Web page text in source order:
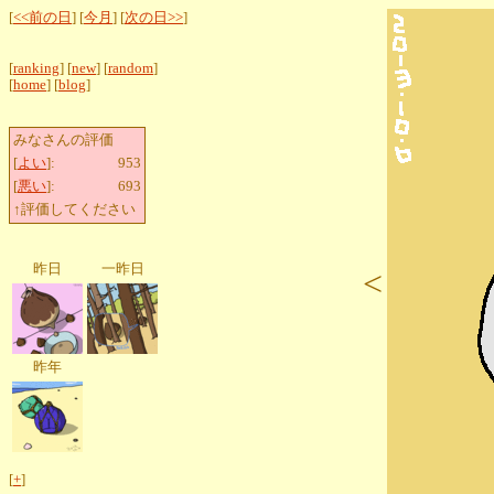
[<<前の日 ] [今月 ] [次の日>>]
[ranking] [new] [random]
[home] [blog]
みなさんの評価
[よい]:
953
[悪い]:
693
↑評価してください
昨日 一昨日
昨年
[+]
<